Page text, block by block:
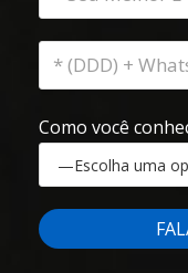
Como você